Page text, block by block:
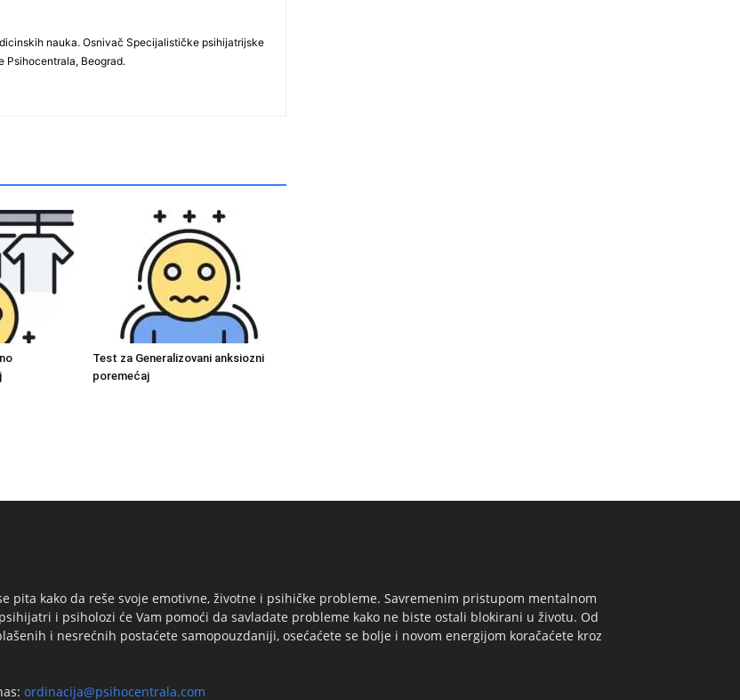
nauka. Osnivač Specijalističke psihijatrijske
Psihocentrala, Beograd.
Test za Generalizovani anksiozni
poremećaj
pita kako da reše svoje emotivne, životne i psihičke probleme. Savremenim pristupom mentalnom
i psiholozi će Vam pomoći da savladate probleme kako ne biste ostali blokirani u životu. Od
i nesrećnih postaćete samopouzdaniji, osećaćete se bolje i novom energijom koračaćete kroz
ordinacija@psihocentrala.com